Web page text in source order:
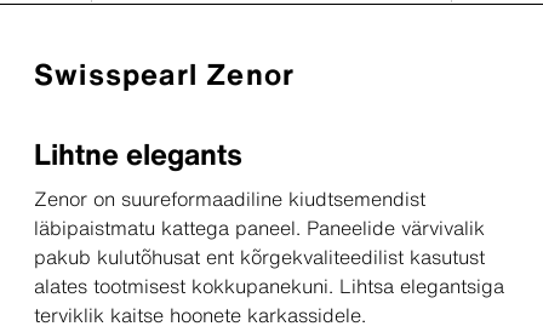
Swisspearl Zenor
Lihtne elegants
Zenor on suureformaadiline kiudtsemendist
läbipaistmatu kattega paneel. Paneelide värvivalik
pakub kulutõhusat ent kõrgekvaliteedilist kasutust
alates tootmisest kokkupanekuni. Lihtsa elegantsiga
terviklik kaitse hoonete karkassidele.